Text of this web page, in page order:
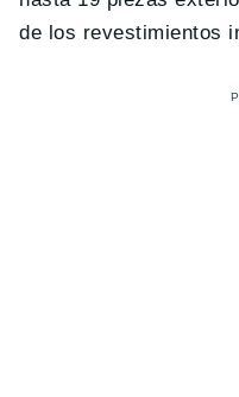
de los revestimientos